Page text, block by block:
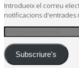
Introdueix el correu
notificacions
Adreça
electrònica
Subscriure's